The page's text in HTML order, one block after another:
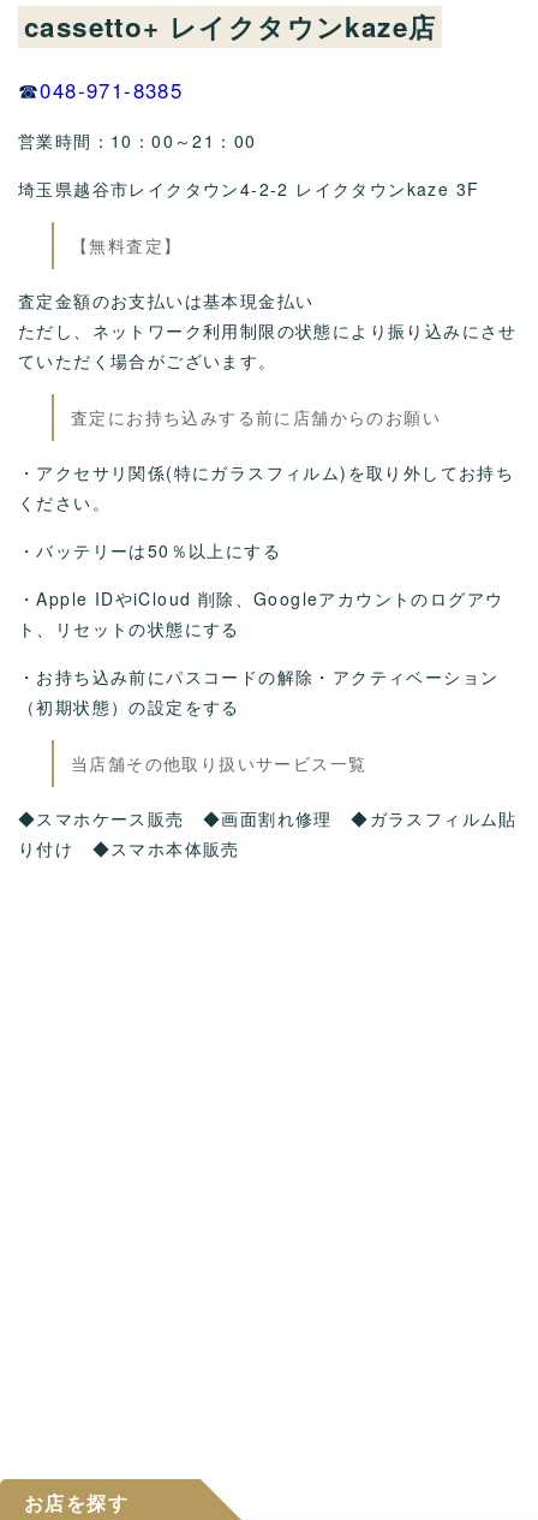
cassetto+ レイクタウンkaze店
☎048-971-8385
営業時間：10：00～21：00
埼玉県越谷市レイクタウン4-2-2 レイクタウンkaze 3F
【無料査定】
査定金額のお支払いは基本現金払い
ただし、ネットワーク利用制限の状態により振り込みにさせ
ていただく場合がございます。
査定にお持ち込みする前に店舗からのお願い
・アクセサリ関係(特にガラスフィルム)を取り外してお持ち
ください。
・バッテリーは50％以上にする
・Apple IDやiCloud 削除、Googleアカウントのログアウ
ト、リセットの状態にする
・お持ち込み前にパスコードの解除・アクティベーション
（初期状態）の設定をする
当店舗その他取り扱いサービス一覧
◆スマホケース販売 ◆画面割れ修理 ◆ガラスフィルム貼
り付け ◆スマホ本体販売
お店を探す